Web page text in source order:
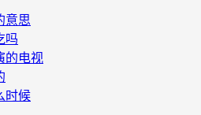
意思
吗
的电视
时候